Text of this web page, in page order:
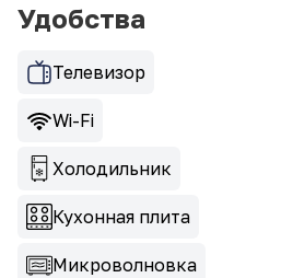
Удобства
Телевизор
Wi-Fi
Холодильник
Кухонная плита
Микроволновка